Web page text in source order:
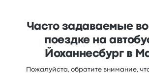
Часто задаваемые
поездке на
Йоханнесбург в
Пожалуйста, обратите внимание,